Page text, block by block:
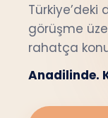
görüşme
rahatça
Anadilinde.